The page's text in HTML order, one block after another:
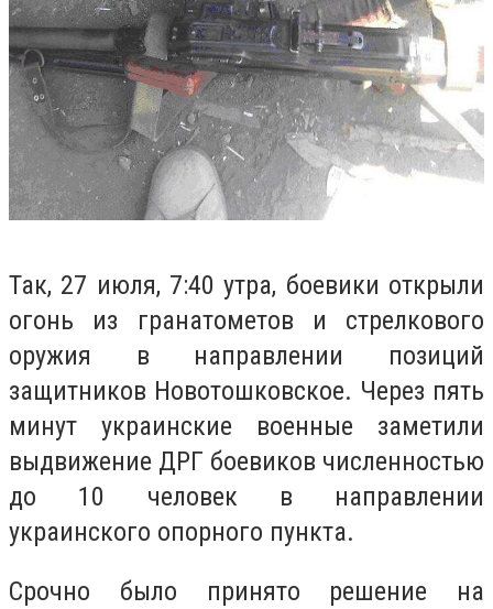
Так, 27 июля, 7:40 утра, боевики открыли
огонь из гранатометов и стрелкового
оружия в направлении позиций
защитников Новотошковское. Через пять
минут украинские военные заметили
выдвижение ДРГ боевиков численностью
до 10 человек в направлении
украинского опорного пункта.
Срочно было принято решение на